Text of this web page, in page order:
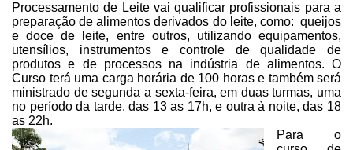
Processamento de Leite vai qualificar profissionais para a
preparação de alimentos derivados do leite, como: queijos
e doce de leite, entre outros, utilizando equipamentos,
utensílios, instrumentos e controle de qualidade de
produtos e de processos na indústria dealimentos. O
Curso terá uma carga horária de 100 horas e também será
ministrado de segunda a sexta-feira, em duas turmas, uma
no período da tarde, das 13 as 17h, e outra à noite, das 18
as 22h.
Para o